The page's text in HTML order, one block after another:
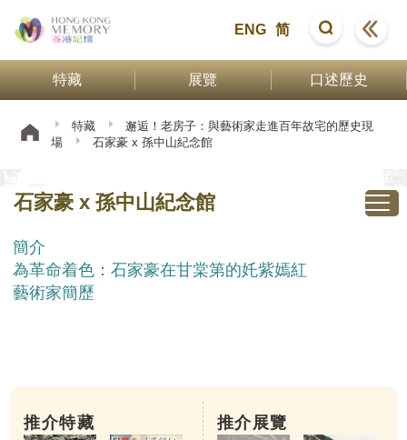
ENG 简
特藏 展覽 口述歷史
特藏
邂逅！老房子：與藝術家走進百年故宅的歷史現
場
石家豪 x 孫中山紀念館
石家豪 x 孫中山紀念館
簡介
為革命着色：石家豪在甘棠第的奼紫嫣紅
藝術家簡歷
推介特藏 推介展覽